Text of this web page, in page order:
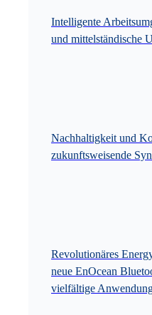
Intelligente
und mittelständische
Nachhaltigkeit und
zukunftsweisende
Revolutionäres
neue EnOcean
vielfältige